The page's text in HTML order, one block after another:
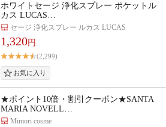
ホワイトセージ 浄化スプレー ポケットル
カス LUCAS…
セージ 浄化スプレー ルカス LUCAS
1,320円
(2,299)
★ポイント10倍・割引クーポン★SANTA
MARIA NOVELL…
Mimori cosme